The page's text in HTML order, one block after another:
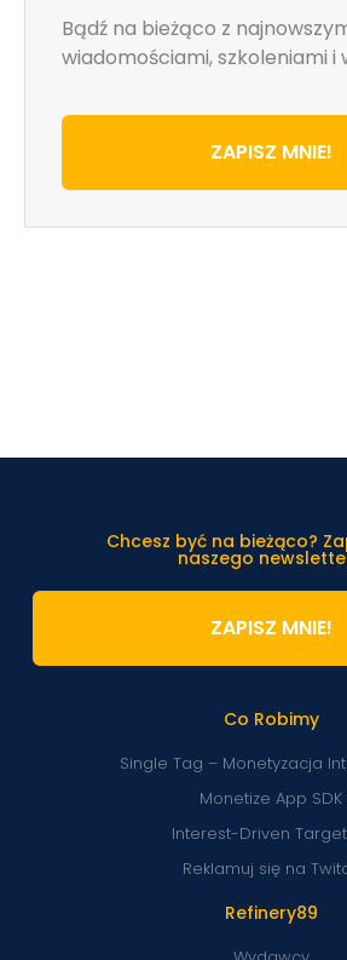
Bądź na bieżąco z
wiadomościami, szkoleniami i
ZAPISZ MNIE!
Refinery89
Co Robimy
Single Tag – Monetyzacja
Monetize App SDK
Interest-Driven
Reklamuj się na
Chcesz być na bieżąco?
naszego
ZAPISZ MNIE!